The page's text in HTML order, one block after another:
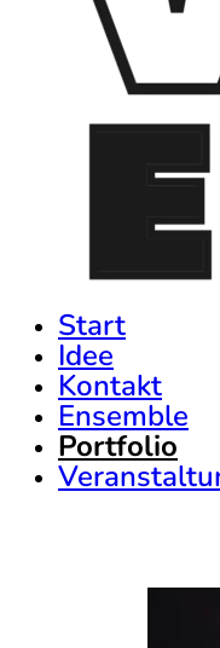
Start
Idee
Kontakt
Ensemble
Portfolio